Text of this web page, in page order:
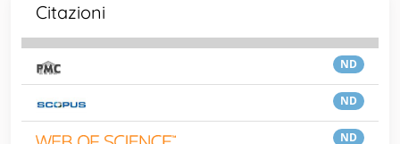
Citazioni
ND
ND
ND